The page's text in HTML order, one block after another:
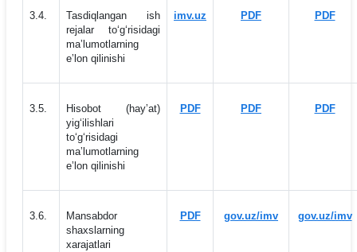
3.4.
Tasdiqlangan ish
rejalar to‘g‘risidagi
maʼlumotlarning
eʼlon qilinishi
imv.uz PDF PDF
3.5.
Hisobot (hayʼat)
yig‘ilishlari
to‘g‘risidagi
maʼlumotlarning
eʼlon qilinishi
PDF PDF PDF
3.6.
Mansabdor
shaxslarning
xarajatlari
PDF gov.uz/imv gov.uz/imv